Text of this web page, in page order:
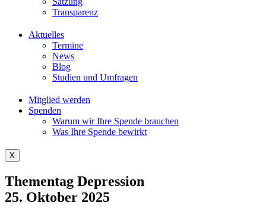
Transparenz
Aktuelles
Termine
News
Blog
Studien und Umfragen
Mitglied werden
Spenden
Warum wir Ihre Spende brauchen
Was Ihre Spende bewirkt
X
Thementag Depression
25. Oktober 2025